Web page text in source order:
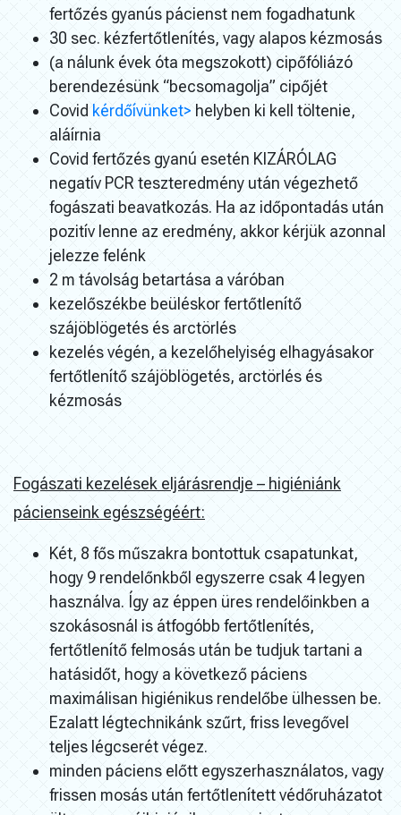
fertőzés gyanús pácienst nem fogadhatunk
30 sec. kézfertőtlenítés, vagy alapos kézmosás
(a nálunk évek óta megszokott) cipőfóliázó
berendezésünk “becsomagolja” cipőjét
Covid kérdőívünket> helyben ki kell töltenie,
aláírnia
Covid fertőzés gyanú esetén KIZÁRÓLAG
negatív PCR teszteredmény után végezhető
fogászati beavatkozás. Ha az időpontadás után
pozitív lenne az eredmény, akkor kérjük azonnal
jelezze felénk
2 m távolság betartása a váróban
kezelőszékbe beüléskor fertőtlenítő
szájöblögetés és arctörlés
kezelés végén, a kezelőhelyiség elhagyásakor
fertőtlenítő szájöblögetés, arctörlés és
kézmosás
Fogászati kezelések eljárásrendje – higiéniánk
pácienseink egészségéért:
Két, 8 fős műszakra bontottuk csapatunkat,
hogy 9 rendelőnkből egyszerre csak 4 legyen
használva. Így az éppen üres rendelőinkben a
szokásosnál is átfogóbb fertőtlenítés,
fertőtlenítő felmosás után be tudjuk tartani a
hatásidőt, hogy a következő páciens
maximálisan higiénikus rendelőbe ülhessen be.
Ezalatt légtechnikánk szűrt, friss levegővel
teljes légcserét végez.
minden páciens előtt egyszerhasználatos, vagy
frissen mosás után fertőtlenített védőruházatot